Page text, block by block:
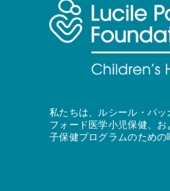
私たちは、ルシール・パ
フォード医学小児保健、
子保健プログラムのための